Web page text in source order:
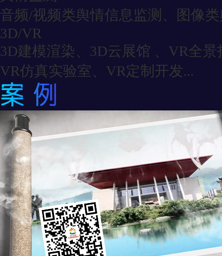
音频/视频类舆情信息监测、图像
3D/VR
3D建模渲染、3D云展馆 、VR全景
VR仿真实验室、VR定制开发...